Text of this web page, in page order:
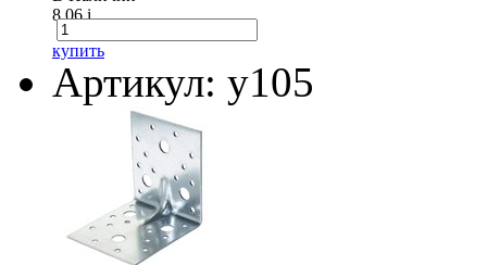
8.06i
купить
Артикул: у105